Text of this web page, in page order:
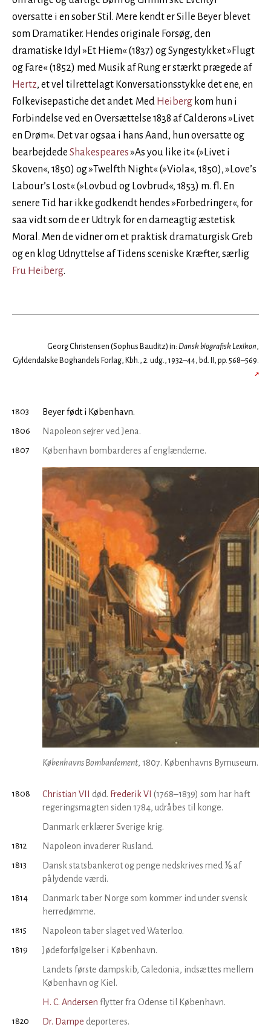
oversatte i en sober Stil. Mere kendt er Sille Beyer blevet
som Dramatiker. Hendes originale Forsøg, den
dramatiske Idyl »Et Hiem« (1837) og Syngestykket »Flugt
og Fare« (1852) med Musik af Rung er stærkt prægede af
Hertz, et vel tilrettelagt Konversationsstykke det ene, en
Folkevisepastiche det andet. Med Heiberg kom hun i
Forbindelse ved en Oversættelse 1838 af Calderons »Livet
en Drøm«. Det var ogsaa i hans Aand, hun oversatte og
bearbejdede Shakespeares»As you like it« (»Livet i
Skoven«, 1850) og »Twelfth Night« (»Viola«, 1850), »Love’s
Labour’s Lost« (»Lovbud og Lovbrud«, 1853) m. fl. En
senere Tid har ikke godkendt hendes »Forbedringer«, for
saa vidt som de er Udtryk for en dameagtig æstetisk
Moral. Men de vidner om et praktisk dramaturgisk Greb
og en klog Udnyttelse af Tidens sceniske Kræfter, særlig
Fru Heiberg.
Georg Christensen (Sophus Bauditz) in: Dansk biografisk Lexikon,
Gyldendalske Boghandels Forlag, Kbh., 2. udg., 1932–44, bd. II, pp. 568–569.
↗
1803 Beyer født i København.
1806 Napoleon sejrer ved Jena.
1807 København bombarderes af englænderne.
Københavns Bombardement, 1807. Københavns Bymuseum.
1808 Christian VII død. Frederik VI (1768–1839) som har haft
regeringsmagten siden 1784, udråbes til konge.
Danmark erklærer Sverige krig.
1812 Napoleon invaderer Rusland.
1813
Dansk statsbankerot og penge nedskrives med ⅙ af
pålydende værdi.
1814
Danmark taber Norge som kommer ind under svensk
herredømme.
1815 Napoleon taber slaget ved Waterloo.
1819
Jødeforfølgelser i København.
Landets første dampskib, Caledonia, indsættes mellem
København og Kiel.
H. C. Andersen flytter fra Odense til København.
1820 Dr. Dampe deporteres.